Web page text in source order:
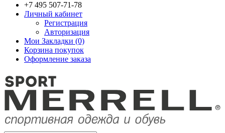
+7 495 507-71-78
Личный кабинет
Регистрация
Авторизация
Мои Закладки (0)
Корзина покупок
Оформление заказа